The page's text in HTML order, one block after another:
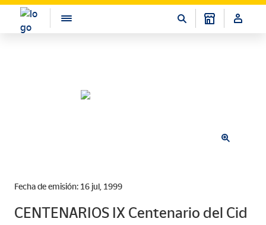
Fecha de emisión: 16 jul, 1999
CENTENARIOS IX Centenario del Cid